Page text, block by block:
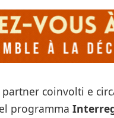
partner coinvolti e
programma